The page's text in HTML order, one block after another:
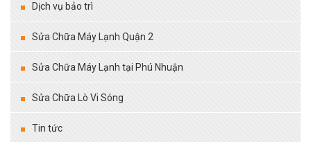
Dịch vụ bảo trì
Sửa Chữa Máy Lạnh Quận 2
Sửa Chữa Máy Lạnh tại Phú Nhuận
Sửa Chữa Lò Vi Sóng
Tin tức